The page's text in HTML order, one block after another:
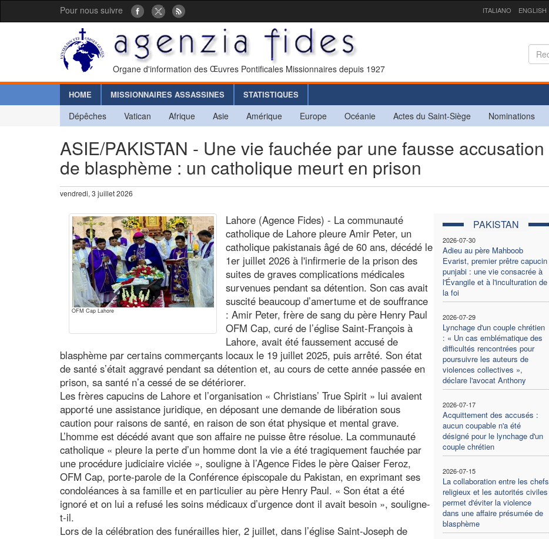
Pour nous suivre ITALIANO ENGLISH
Organe d'information des Œuvres Pontificales Missionnaires depuis 1927
HOME MISSIONNAIRES ASSASSINES STATISTIQUES
Dépêches Vatican Afrique Asie Amérique Europe Océanie Actes du Saint-Siège Nominations
ASIE/PAKISTAN - Une vie fauchée par une fausse accusation
de blasphème : un catholique meurt en prison
vendredi, 3 juillet 2026
OFM Cap Lahore
PAKISTAN
2026-07-30
Adieu au père Mahboob
Evarist, premier prêtre capucin
punjabi : une vie consacrée à
l'Évangile et à l'inculturation de
la foi
2026-07-29
Lynchage d'un couple chrétien
: « Un cas emblématique des
difficultés rencontrées pour
poursuivre les auteurs de
violences collectives »,
déclare l'avocat Anthony
2026-07-17
Acquittement des accusés :
aucun coupable n'a été
désigné pour le lynchage d'un
couple chrétien
2026-07-15
La collaboration entre les chefs
religieux et les autorités civiles
permet d'éviter la violence
dans une affaire présumée de
blasphème
Lahore (Agence Fides) - La communauté
catholique de Lahore pleure Amir Peter, un
catholique pakistanais âgé de 60 ans, décédé le
1er juillet 2026 à l'infirmerie de la prison des
suites de graves complications médicales
survenues pendant sa détention. Son cas avait
suscité beaucoup d’amertume et de souffrance
: Amir Peter, frère de sang du père Henry Paul
OFM Cap, curé de l’église Saint-François à
Lahore, avait été faussement accusé de
blasphème par certains commerçants locaux le 19 juillet 2025, puis arrêté. Son état
de santé s’était aggravé pendant sa détention et, au cours de cette année passée en
prison, sa santé n’a cessé de se détériorer.
Les frères capucins de Lahore et l’organisation « Christians’ True Spirit » lui avaient
apporté une assistance juridique, en déposant une demande de libération sous
caution pour raisons de santé, en raison de son état physique et mental grave.
L’homme est décédé avant que son affaire ne puisse être résolue. La communauté
catholique « pleure la perte d’un homme dont la vie a été tragiquement fauchée par
une procédure judiciaire viciée », souligne à l’Agence Fides le père Qaiser Feroz,
OFM Cap, porte-parole de la Conférence épiscopale du Pakistan, en exprimant ses
condoléances à sa famille et en particulier au père Henry Paul. « Son état a été
ignoré et on lui a refusé les soins médicaux d’urgence dont il avait besoin », souligne-
t-il.
Lors de la célébration des funérailles hier, 2 juillet, dans l’église Saint-Joseph de